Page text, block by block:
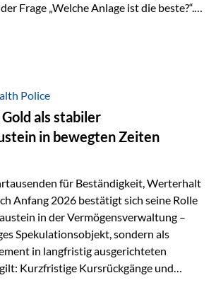
Frage „Welche Anlage ist die beste?“.
– und in welcher Struktur?Und vor
ist das entscheidend.
Police
als stabiler
in bewegten Zeiten
für Beständigkeit, Werterhalt
Anfang 2026 bestätigt sich seine Rolle
in der Vermögensverwaltung –
Spekulationsobjekt, sondern als
in langfristig ausgerichteten